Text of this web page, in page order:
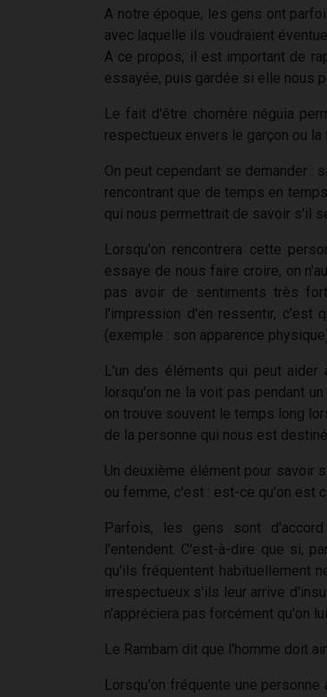
A notre époque, les gens ont
avec laquelle ils voudraient
A ce propos, il est important de
essayée, puis gardée si elle nous
Le fait d'être chomère néguia
respectueux envers le garçon ou
On peut cependant se demander :
rencontrant que de temps en
qui nous permettrait de savoir s'il
Lorsqu'on rencontrera cette
essaye de nous faire croire, on
pas avoir de sentiments très
l'impression d'en ressentir, c'est
(exemple : son apparence
L'un des éléments qui peut
lorsqu'on ne la voit pas pendant
on trouve souvent le temps long
de la personne qui nous est
Un deuxième élément pour savoir
ou femme, c'est : est-ce qu'on est
Parfois, les gens sont
l'entendent. C'est-à-dire que si,
qu'ils fréquentent habituellement
irrespectueux s'ils leur arrive
n'appréciera pas forcément qu'on
Le Rambam dit que l'homme doit
Lorsqu'on fréquente une